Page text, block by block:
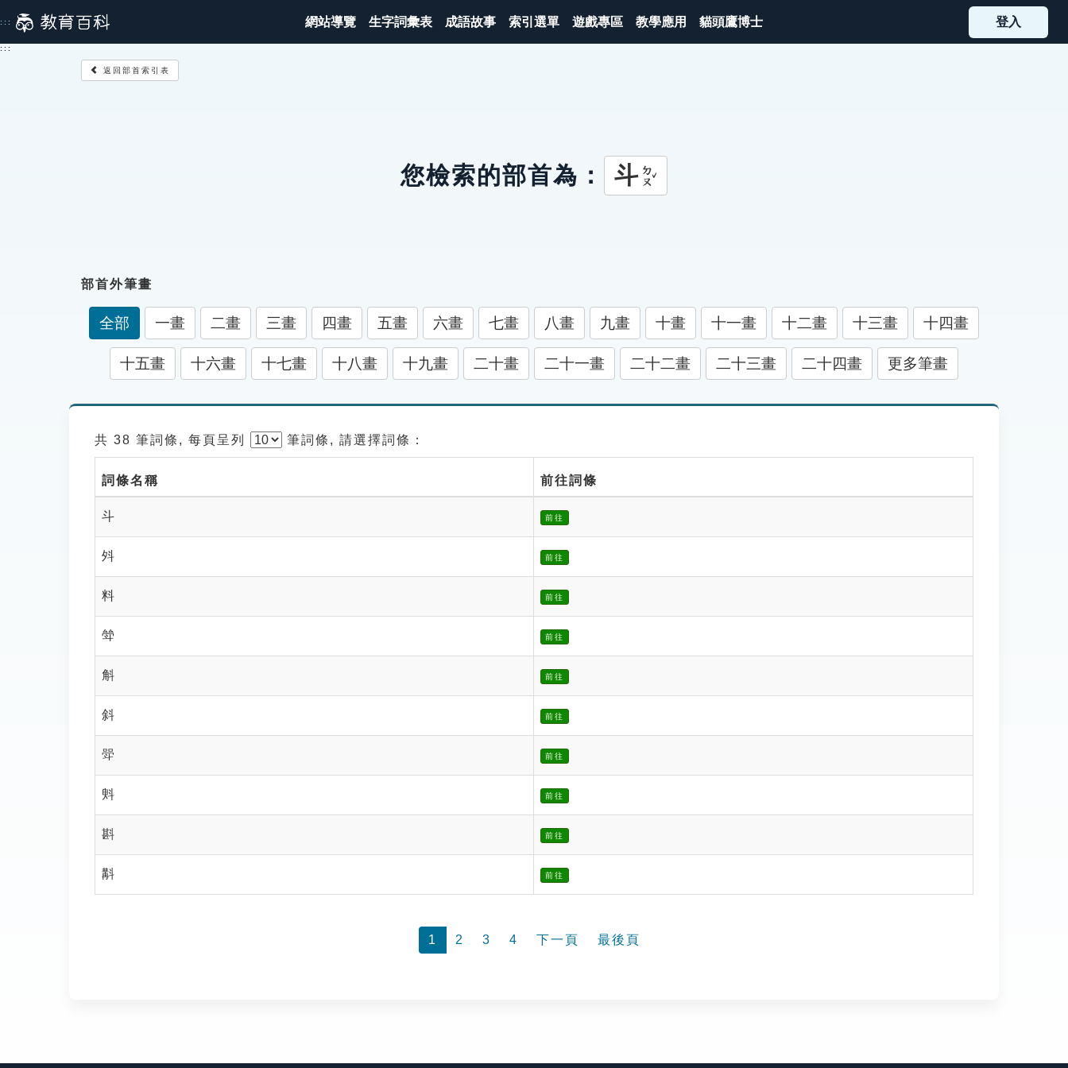
到
主
::: 網站導覽 生字詞彙表 成語故事 索引選單 遊戲專區 教學應用 貓頭鷹博士 登入
:::
返回部首索引表
您檢索的部首為： 斗ㄉㄡˇ
部首外筆畫
全部 一畫 二畫 三畫 四畫 五畫 六畫 七畫 八畫 九畫 十畫 十一畫 十二畫 十三畫 十四畫
十五畫 十六畫 十七畫 十八畫 十九畫 二十畫 二十一畫 二十二畫 二十三畫 二十四畫 更多筆畫
共 38 筆詞條, 每頁呈列 筆詞條, 請選擇詞條：
詞條名稱 前往詞條
斗 前往
斘 前往
料 前往
斚 前往
斛 前往
斜 前往
斝 前往
斞 前往
斟 前往
斠 前往
1 2 3 4 下一頁 最後頁